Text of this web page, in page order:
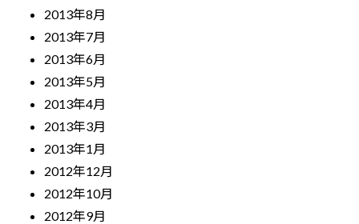
2013年8月
2013年7月
2013年6月
2013年5月
2013年4月
2013年3月
2013年1月
2012年12月
2012年10月
2012年9月